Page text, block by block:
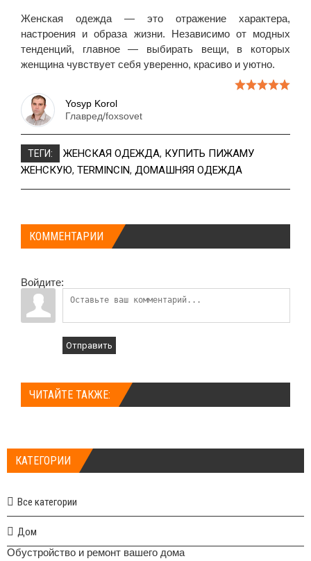
Женская одежда — это отражение характера,
настроения и образа жизни. Независимо от модных
тенденций, главное — выбирать вещи, в которых
женщина чувствует себя уверенно, красиво и уютно.
Yosyp Korol
Главред/foxsovet
ТЕГИ: ЖЕНСКАЯ ОДЕЖДА, КУПИТЬ ПИЖАМУ
ЖЕНСКУЮ, TERMINCIN, ДОМАШНЯЯ ОДЕЖДА
КОММЕНТАРИИ
Войдите:
Отправить
ЧИТАЙТЕ ТАКЖЕ:
КАТЕГОРИИ
Все категории
Дом
Обустройство и ремонт вашего дома